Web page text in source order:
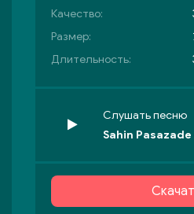
Качество:
Размер:
Длительность:
Слушать песню
Sahin